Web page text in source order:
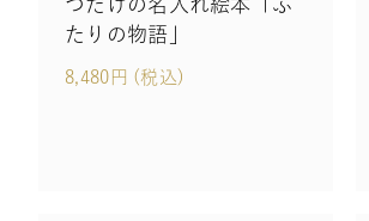
つだけの名入れ絵本「ふ
たりの物語」
8,480円 (税込)